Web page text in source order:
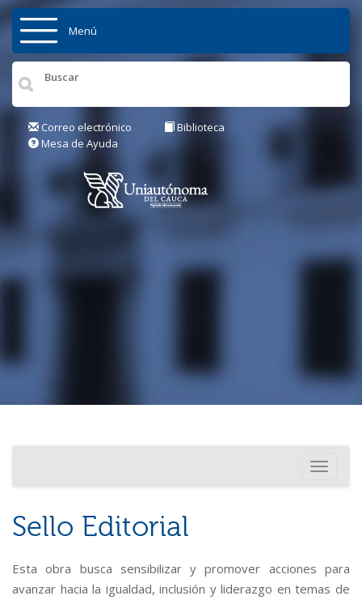
Pasar al contenido principal
Inicio
Institución
Posgrados
Menú
Correo electrónico
Biblioteca
Mesa de Ayuda
Toggle
Sello Editorial
Esta obra busca sensibilizar y promover acciones para
avanzar hacia la igualdad, inclusión y liderazgo en temas de